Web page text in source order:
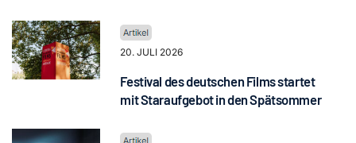
20. JULI 2026
Festival des deutschen Films startet
mit Staraufgebot in den Spätsommer